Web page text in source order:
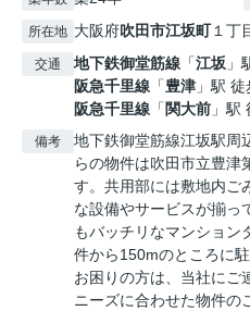
所在地 大阪府吹田市江坂町１丁
交通 地下鉄御堂筋線 「江坂 」
阪急千里線 「豊津 」駅
阪急千里線 「 関大前 」駅
備考
地下鉄御堂筋線江坂駅周
らの物件は吹田市立豊津
す。共用部には敷地内ご
な設備やサービスが揃っ
もバッチリなマンション
件から150mのところに
お困りの方は、当社にご
ニーズに合わせた物件の